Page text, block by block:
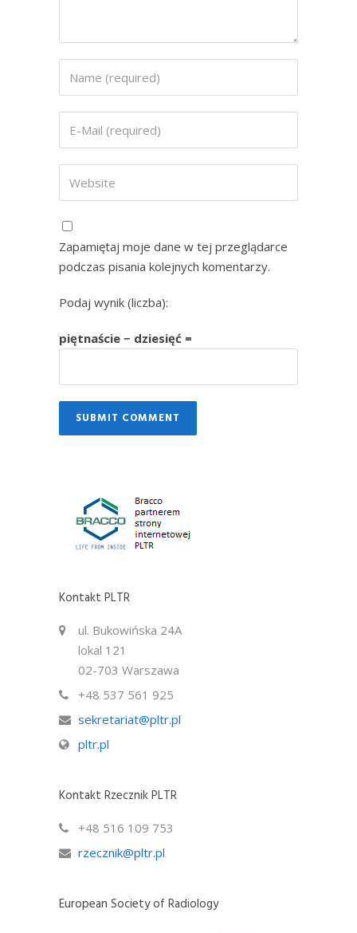
Zapamiętaj moje dane w tej przeglądarce
podczas pisania kolejnych komentarzy.
Podaj wynik (liczba):
piętnaście − dziesięć =
Kontakt PLTR
ul. Bukowińska 24A
lokal 121
02-703 Warszawa
+48 537 561 925
sekretariat@pltr.pl
pltr.pl
Kontakt Rzecznik PLTR
+48 516 109 753
rzecznik@pltr.pl
European Society of Radiology